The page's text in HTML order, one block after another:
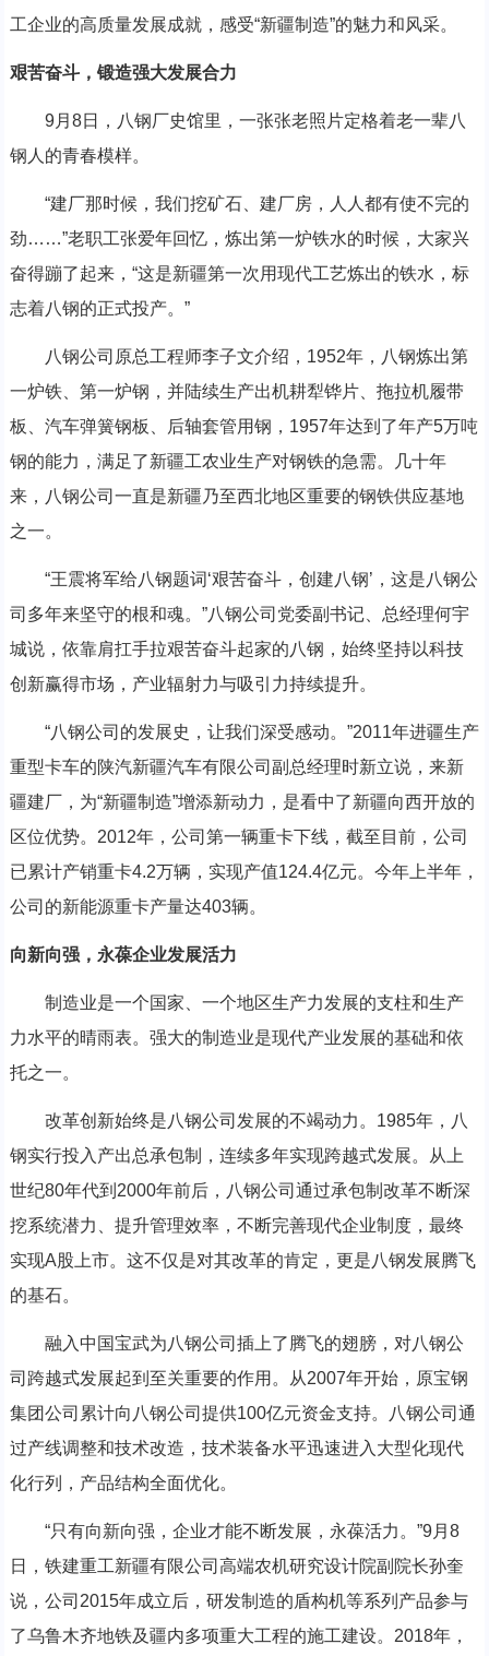
工企业的高质量发展成就，感受“新疆制造”的魅力和风采。
艰苦奋斗，锻造强大发展合力
9月8日，八钢厂史馆里，一张张老照片定格着老一辈八
钢人的青春模样。
“建厂那时候，我们挖矿石、建厂房，人人都有使不完的
劲……”老职工张爱年回忆，炼出第一炉铁水的时候，大家兴
奋得蹦了起来，“这是新疆第一次用现代工艺炼出的铁水，标
志着八钢的正式投产。”
八钢公司原总工程师李子文介绍，1952年，八钢炼出第
一炉铁、第一炉钢，并陆续生产出机耕犁铧片、拖拉机履带
板、汽车弹簧钢板、后轴套管用钢，1957年达到了年产5万吨
钢的能力，满足了新疆工农业生产对钢铁的急需。几十年
来，八钢公司一直是新疆乃至西北地区重要的钢铁供应基地
之一。
“王震将军给八钢题词‘艰苦奋斗，创建八钢’，这是八钢公
司多年来坚守的根和魂。”八钢公司党委副书记、总经理何宇
城说，依靠肩扛手拉艰苦奋斗起家的八钢，始终坚持以科技
创新赢得市场，产业辐射力与吸引力持续提升。
“八钢公司的发展史，让我们深受感动。”2011年进疆生产
重型卡车的陕汽新疆汽车有限公司副总经理时新立说，来新
疆建厂，为“新疆制造”增添新动力，是看中了新疆向西开放的
区位优势。2012年，公司第一辆重卡下线，截至目前，公司
已累计产销重卡4.2万辆，实现产值124.4亿元。今年上半年，
公司的新能源重卡产量达403辆。
向新向强，永葆企业发展活力
制造业是一个国家、一个地区生产力发展的支柱和生产
力水平的晴雨表。强大的制造业是现代产业发展的基础和依
托之一。
改革创新始终是八钢公司发展的不竭动力。1985年，八
钢实行投入产出总承包制，连续多年实现跨越式发展。从上
世纪80年代到2000年前后，八钢公司通过承包制改革不断深
挖系统潜力、提升管理效率，不断完善现代企业制度，最终
实现A股上市。这不仅是对其改革的肯定，更是八钢发展腾飞
的基石。
融入中国宝武为八钢公司插上了腾飞的翅膀，对八钢公
司跨越式发展起到至关重要的作用。从2007年开始，原宝钢
集团公司累计向八钢公司提供100亿元资金支持。八钢公司通
过产线调整和技术改造，技术装备水平迅速进入大型化现代
化行列，产品结构全面优化。
“只有向新向强，企业才能不断发展，永葆活力。”9月8
日，铁建重工新疆有限公司高端农机研究设计院副院长孙奎
说，公司2015年成立后，研发制造的盾构机等系列产品参与
了乌鲁木齐地铁及疆内多项重大工程的施工建设。2018年，